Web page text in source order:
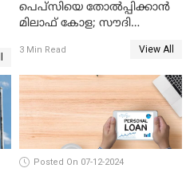
പെപ്സിയെ തോൽപ്പിക്കാൻ
മിലാഫ് കോള; സൗദി
കോളയേക്കുറിച്ച് അറിയാം
3 Min Read View All
Posted On 07-12-2024